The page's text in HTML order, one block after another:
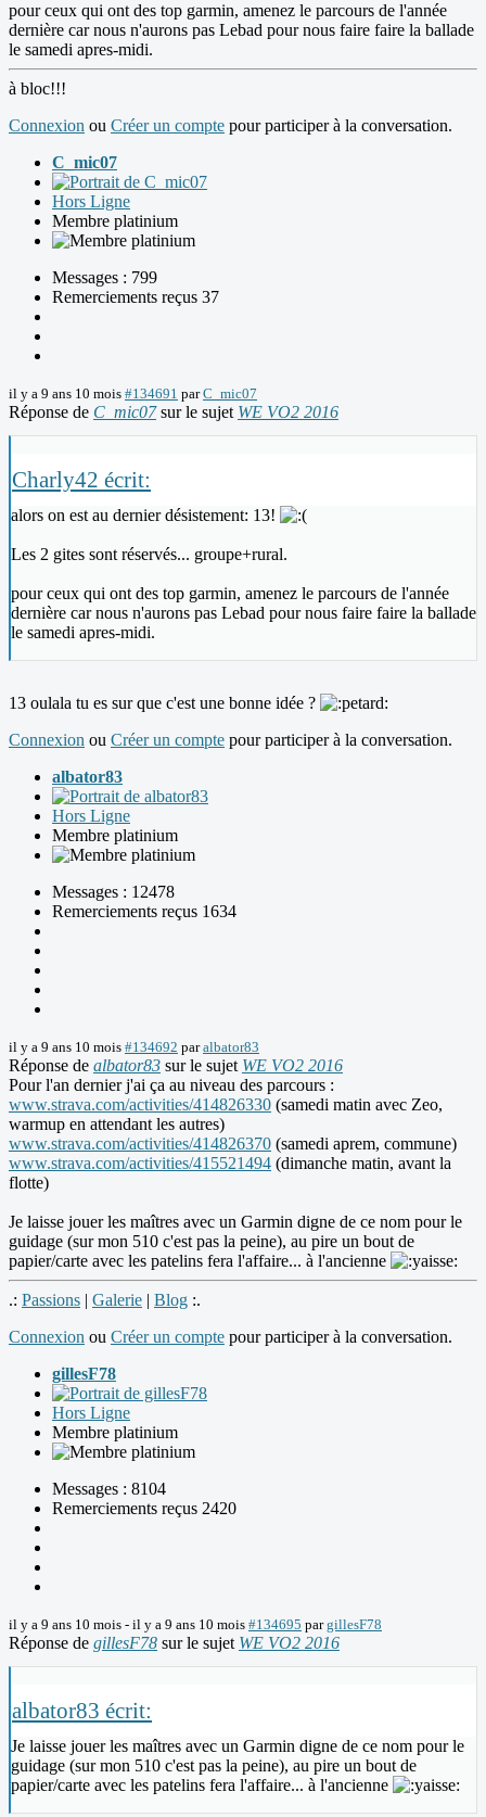
pour ceux qui ont des top garmin, amenez le parcours de l'année
dernière car nous n'aurons pas Lebad pour nous faire faire la ballade
le samedi apres-midi.
à bloc!!!
Connexion ou Créer un compte pour participer à la conversation.
C_mic07
Hors Ligne
Membre platinium
Messages : 799
Remerciements reçus 37
il y a 9 ans 10 mois #134691 parC_mic07
Réponse de C_mic07sur le sujet WE VO2 2016
Charly42 écrit:
alors on est au dernier désistement: 13!
Les 2 gites sont réservés... groupe+rural.
pour ceux qui ont des top garmin, amenez le parcours de l'année
dernière car nous n'aurons pas Lebad pour nous faire faire la ballade
le samedi apres-midi.
13 oulala tu es sur que c'est une bonne idée ?
Connexion ou Créer un compte pour participer à la conversation.
albator83
Hors Ligne
Membre platinium
Messages : 12478
Remerciements reçus 1634
il y a 9 ans 10 mois #134692 paralbator83
Réponse de albator83 sur le sujet WE VO2 2016
Pour l'an dernier j'ai ça au niveau des parcours :
www.strava.com/activities/414826330 (samedi matin avec Zeo,
warmup en attendant les autres)
www.strava.com/activities/414826370 (samedi aprem, commune)
www.strava.com/activities/415521494 (dimanche matin, avant la
flotte)
Je laisse jouer les maîtres avec un Garmin digne de ce nom pour le
guidage (sur mon 510 c'est pas la peine), au pire un bout de
papier/carte avec les patelins fera l'affaire... à l'ancienne
.: Passions | Galerie | Blog :.
Connexion ou Créer un compte pour participer à la conversation.
gillesF78
Hors Ligne
Membre platinium
Messages : 8104
Remerciements reçus 2420
il y a 9 ans 10 mois - il y a 9 ans 10 mois #134695 pargillesF78
Réponse de gillesF78 sur le sujet WE VO2 2016
albator83 écrit:
Je laisse jouer les maîtres avec un Garmin digne de ce nom pour le
guidage (sur mon 510 c'est pas la peine), au pire un bout de
papier/carte avec les patelins fera l'affaire... à l'ancienne